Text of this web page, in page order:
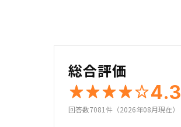
総合評価
4.3
回答数7081件（2026年08月現在）